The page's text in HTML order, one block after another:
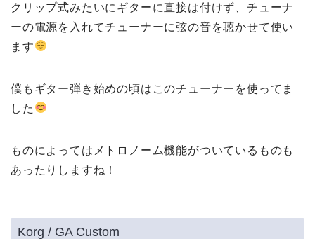
クリップ式みたいにギターに直接は付けず、チューナ
ーの電源を入れてチューナーに弦の音を聴かせて使い
ます
僕もギター弾き始めの頃はこのチューナーを使ってま
した
ものによってはメトロノーム機能がついているものも
あったりしますね！
Korg / GA Custom